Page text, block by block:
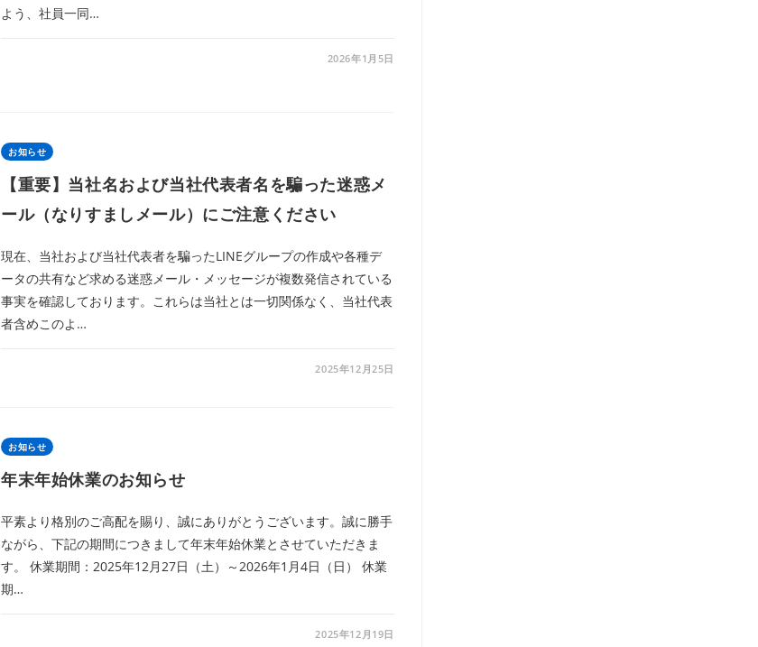
よう、社員一同…
2026年1月5日
お知らせ
【重要】当社名および当社代表者名を騙った迷惑メ
ール（なりすましメール）にご注意ください
現在、当社および当社代表者を騙ったLINEグループの作成や各種デ
ータの共有など求める迷惑メール・メッセージが複数発信されている
事実を確認しております。これらは当社とは一切関係なく、当社代表
者含めこのよ…
2025年12月25日
お知らせ
年末年始休業のお知らせ
平素より格別のご高配を賜り、誠にありがとうございます。誠に勝手
ながら、下記の期間につきまして年末年始休業とさせていただきま
す。 休業期間：2025年12月27日（土）～2026年1月4日（日） 休業
期…
2025年12月19日